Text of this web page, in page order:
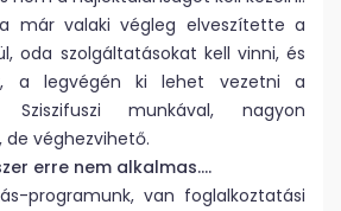
már valaki végleg elveszítette a
oda szolgáltatásokat kell vinni, és
a legvégén ki lehet vezetni a
Sziszifuszi munkával, nagyon
véghezvihető.
erre nem alkalmas….
programunk, van foglalkoztatási